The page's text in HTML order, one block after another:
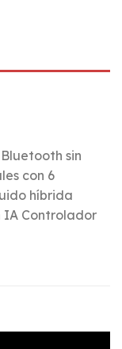
sin
con 6
híbrida
IA Controlador